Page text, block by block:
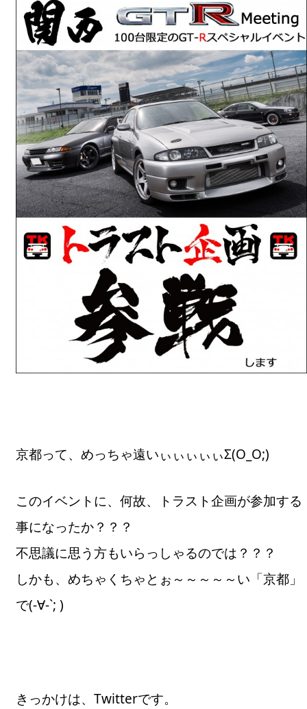
京都って、めっちゃ遠いぃぃぃぃぃΣ(O_O;)
このイベントに、何故、トラスト企画が参加する
事になったか？？？
不思議に思う方もいらっしゃるのでは？？？
しかも、めちゃくちゃとぉ～～～～～い「京都」
で(-∀-`; )
きっかけは、Twitterです。